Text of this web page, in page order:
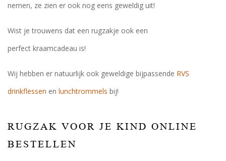
nemen, ze zien er ook nog eens geweldig uit!
Wist je trouwens dat een rugzakje ook een
perfect kraamcadeau is!
Wij hebben er natuurlijk ook geweldige bijpassende RVS
drinkflessen en lunchtrommels bij!
RUGZAK VOOR JE KIND ONLINE
BESTELLEN